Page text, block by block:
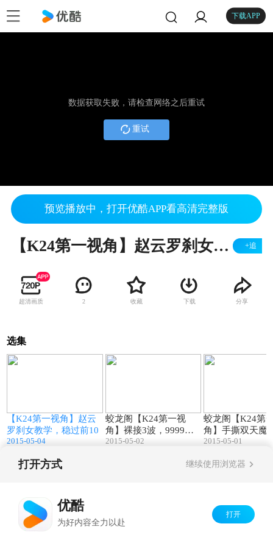
下载APP
数据获取失败，请检查网络之后重试
重试
预览播放中，打开优酷APP看高清完整版
【K24第一视角】赵云罗刹女教学，稳过前10 +追
超清画质 2 收藏 下载 分享
选集
【K24第一视角】赵云
罗刹女教学，稳过前10
2015-05-04
蛟龙阁【K24第一视
角】裸接3波，9999包
子送回家
2015-05-02
蛟龙阁【K24第
角】手撕双天魔
无压力
2015-05-01
打开方式 继续使用浏览器
优酷
为好内容全力以赴
打开